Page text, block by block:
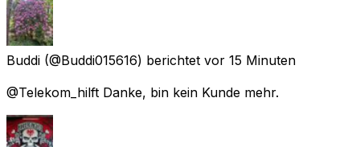
Buddi (@Buddi015616) berichtet vor 15 Minuten
@Telekom_hilft Danke, bin kein Kunde mehr.